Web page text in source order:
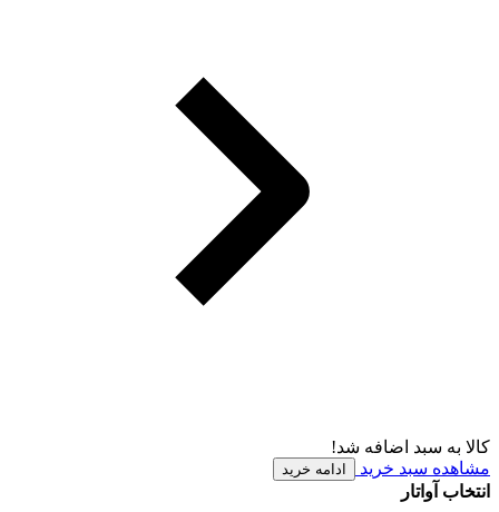
کالا به سبد اضافه شد!
مشاهده سبد خرید
ادامه خرید
انتخاب آواتار